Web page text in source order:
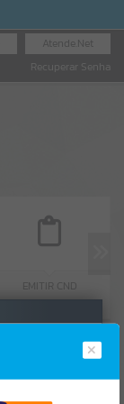
Atende.Net
Recuperar Senha
EMITIR CND